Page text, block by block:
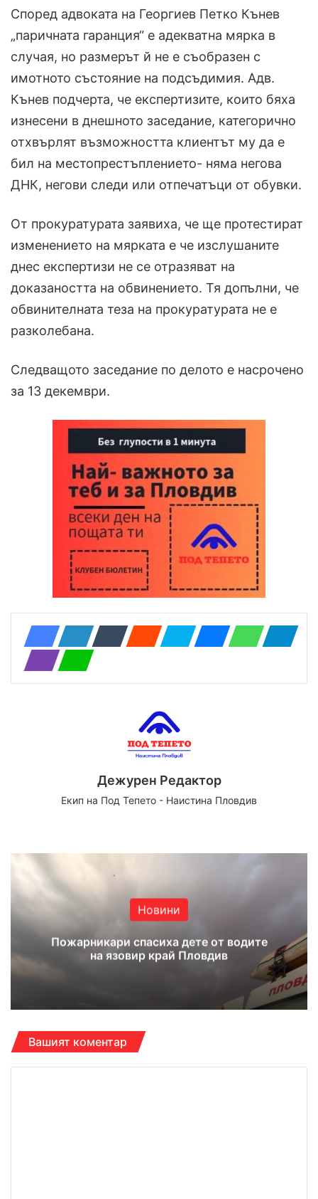
Според адвоката на Георгиев Петко Кънев
„паричната гаранция“ е адекватна мярка в
случая, но размерът й не е съобразен с
имотното състояние на подсъдимия. Адв.
Кънев подчерта, че експертизите, които бяха
изнесени в днешното заседание, категорично
отхвърлят възможността клиентът му да е
бил на местопрестъплението- няма негова
ДНК, негови следи или отпечатъци от обувки.
От прокуратурата заявиха, че ще протестират
изменението на мярката е че изслушаните
днес експертизи не се отразяват на
доказаността на обвинението. Тя допълни, че
обвинителната теза на прокуратурата не е
разколебана.
Следващото заседание по делото е насрочено
за 13 декември.
Дежурен Редактор
Екип на Под Тепето - Наистина Пловдив
Новини
Пожарникари спасиха дете от водите
на язовир край Пловдив
Вашият коментар